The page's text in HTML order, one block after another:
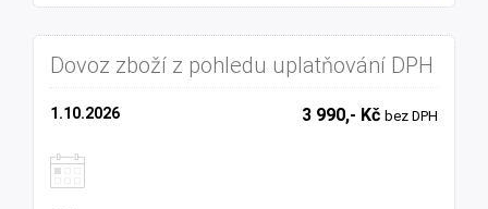
Dovoz zboží z pohledu uplatňování DPH
3 990,- Kč bez DPH
1.10.2026